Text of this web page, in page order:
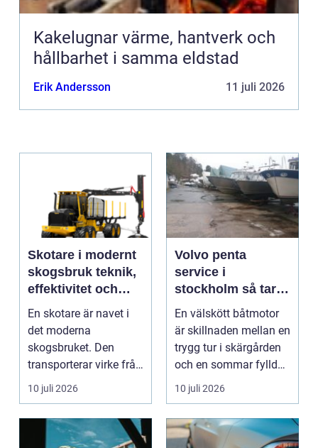
Kakelugnar värme, hantverk och
hållbarhet i samma eldstad
Erik Andersson 11 juli 2026
Skotare i modernt
skogsbruk teknik,
effektivitet och
hållbarhet
En skotare är navet i
det moderna
skogsbruket. Den
transporterar virke från
avverkningsplatsen till
10 juli 2026
Volvo penta
service i
stockholm så tar
du hand om din
båtmotor på rätt
sätt
En välskött båtmotor
är skillnaden mellan en
trygg tur i skärgården
och en sommar fylld
av ofrivilli...
10 juli 2026